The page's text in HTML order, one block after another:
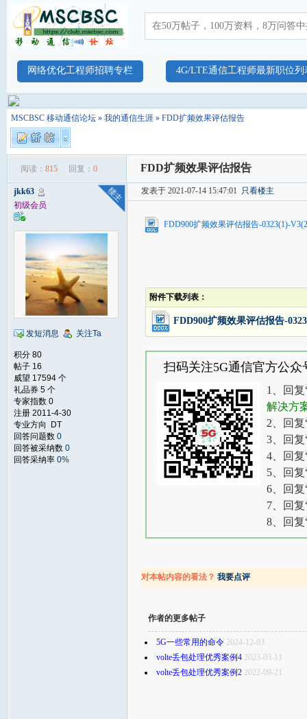
网络优化工程师招聘专栏 4G/LTE通信工程师最新职位列
MSCBSC 移动通信论坛 » 我的通信生涯 » FDD扩频效果评估报告
阅读： 815 回复： 0 FDD扩频效果评估报告
jkk63
初级会员
发短消息 关注Ta
积分 80
帖子 16
威望 17594 个
礼品券 5 个
专家指数 0
注册 2011-4-30
专业方向 DT
回答问题数 0
回答被采纳数 0
回答采纳率 0%
发表于 2021-07-14 15:47:01 只看楼主
FDD900扩频效果评估报告-0323(1)-
附件下载列表：
FDD900扩频效果评估报告-
扫码关注5G通信官方公
1、回复
解决方
2、回复
3、回复
4、回复
5、回复
6、回复
7、回复
8、回复
对本帖内容的看法？ 我要点评
作者的更多帖子
5G一些常用的命令 2024-12-03
volte丢包处理优秀案例4 2023-03-11
volte丢包处理优秀案例2 2022-09-21